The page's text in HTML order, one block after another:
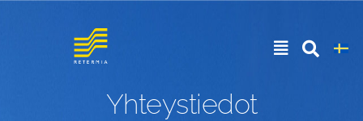
Yhteystiedot